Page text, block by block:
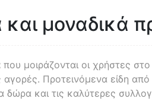
μοναδικά
που μοιράζονται οι χρήστες στο
Προτεινόμενα είδη από
δώρα και τις καλύτερες